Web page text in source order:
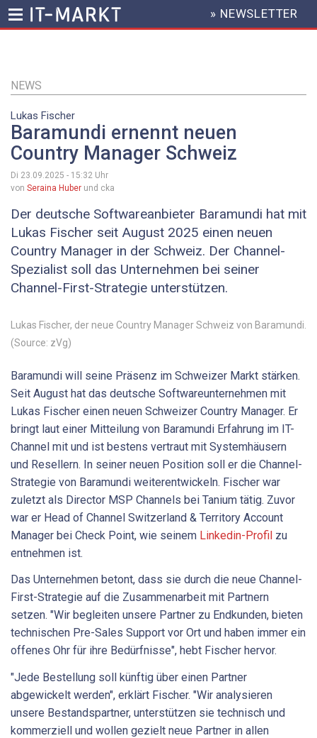
Inhalt
HEADER
MENU
» NEWSLETTER
NEWS
Lukas Fischer
Baramundi ernennt neuen
Country Manager Schweiz
Di 23.09.2025 - 15:32 Uhr
von Seraina Huber und cka
Der deutsche Softwareanbieter Baramundi hat mit
Lukas Fischer seit August 2025 einen neuen
Country Manager in der Schweiz. Der Channel-
Spezialist soll das Unternehmen bei seiner
Channel-First-Strategie unterstützen.
Lukas Fischer, der neue Country Manager Schweiz von Baramundi.
(Source: zVg)
Baramundi will seine Präsenz im Schweizer Markt stärken.
Seit August hat das deutsche Softwareunternehmen mit
Lukas Fischer einen neuen Schweizer Country Manager. Er
bringt laut einer Mitteilung von Baramundi Erfahrung im IT-
Channel mit und ist bestens vertraut mit Systemhäusern
und Resellern. In seiner neuen Position soll er die Channel-
Strategie von Baramundi weiterentwickeln. Fischer war
zuletzt als Director MSP Channels bei Tanium tätig. Zuvor
war er Head of Channel Switzerland & Territory Account
Manager bei Check Point, wie seinem Linkedin-Profil zu
entnehmen ist.
Das Unternehmen betont, dass sie durch die neue Channel-
First-Strategie auf die Zusammenarbeit mit Partnern
setzen. "Wir begleiten unsere Partner zu Endkunden, bieten
technischen Pre-Sales Support vor Ort und haben immer ein
offenes Ohr für ihre Bedürfnisse", hebt Fischer hervor.
"Jede Bestellung soll künftig über einen Partner
abgewickelt werden", erklärt Fischer. "Wir analysieren
unsere Bestandspartner, unterstützen sie technisch und
kommerziell und wollen gezielt neue Partner in allen